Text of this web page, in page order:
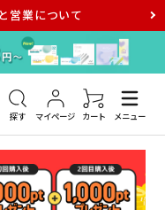
営業について
探す マイページ カート メニュー
ト メガネ